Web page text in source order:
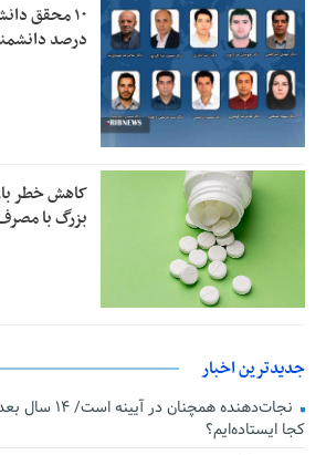
درصد
کاهش خطر
بزرگ با
جدیدترین اخبار
نجات‌دهنده‌
کجا ایستاده‌ایم؟